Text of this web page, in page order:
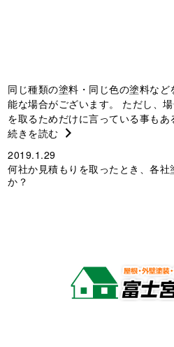
同じ種類の塗料・同じ色の塗料な
能な場合がございます。 ただし、
を取るためだけに言っている事も
続きを読む
2019.1.29
何社か見積もりを取ったとき、各
か？